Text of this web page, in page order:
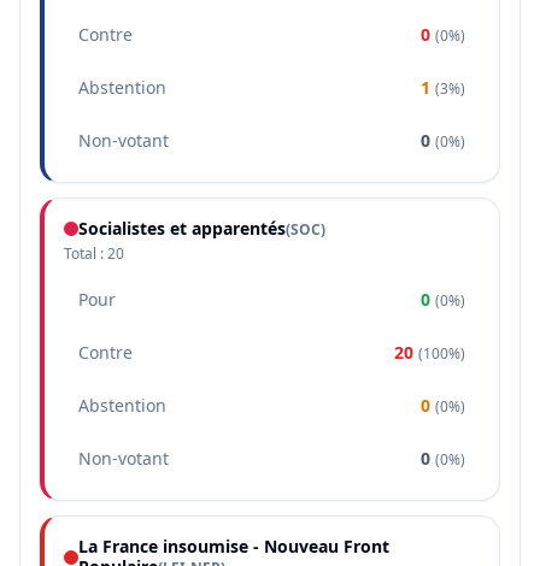
Contre 0 (0%)
Abstention 1 (3%)
Non-votant 0 (0%)
Socialistes et apparentés(SOC)
Total :20
Pour 0 (0%)
Contre 20 (100%)
Abstention 0 (0%)
Non-votant 0 (0%)
La France insoumise - Nouveau Front